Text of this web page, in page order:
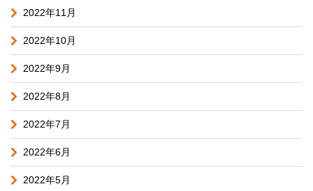
2022年11月
2022年10月
2022年9月
2022年8月
2022年7月
2022年6月
2022年5月